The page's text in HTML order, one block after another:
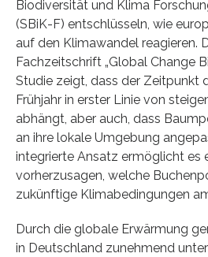
Biodiversität und Klima
(SBiK-F) entschlüsseln, wie
auf den Klimawandel reagieren.
Fachzeitschrift „Global Change
Studie zeigt, dass der Zeitpunkt
Frühjahr in erster Linie von
abhängt, aber auch, dass
an ihre lokale Umgebung
integrierte Ansatz ermöglicht es
vorherzusagen, welche
zukünftige Klimabedingungen
Durch die globale Erwärmung
in Deutschland zunehmend